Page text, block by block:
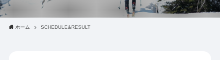
ホーム SCHEDULE&RESULT